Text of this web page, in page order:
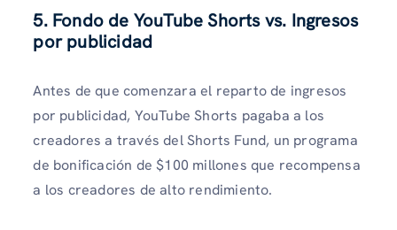
5. Fondo de YouTube Shorts vs. Ingresos
por publicidad
Antes de que comenzara el reparto de ingresos
por publicidad, YouTube Shorts pagaba a los
creadores a través del Shorts Fund, un programa
de bonificación de $100 millones que recompensa
a los creadores de alto rendimiento.